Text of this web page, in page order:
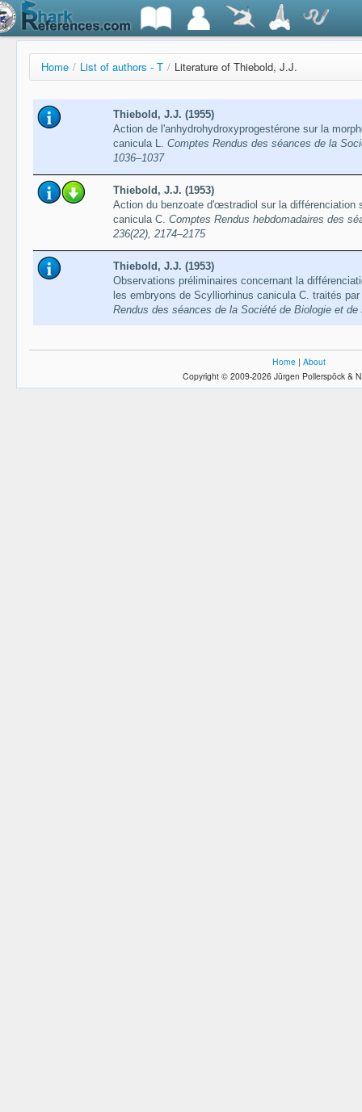
Home / List of authors - T / Literature of Thiebold, J.J.
Thiebold, J.J. (1955)
Action de l'anhydrohydroxyprogestérone sur la
canicula L. Comptes Rendus des séances de la
1036–1037
Thiebold, J.J. (1953)
Action du benzoate d'œstradiol sur la différenciation
canicula C. Comptes Rendus hebdomadaires des
236(22), 2174–2175
Thiebold, J.J. (1953)
Observations préliminaires concernant la
les embryons de Scylliorhinus canicula C. traités
Rendus des séances de la Société de Biologie et
Home | About
Copyright © 2009-2026 Jürgen Pollerspöck &